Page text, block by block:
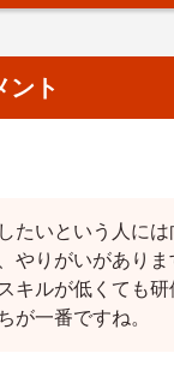
ント
たいという人には
やりがいがあり
キルが低くても
が一番ですね。